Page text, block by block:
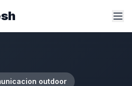
outdoor